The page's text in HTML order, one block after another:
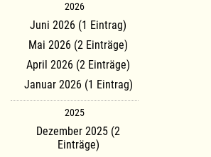
2026
Juni 2026 (1 Eintrag)
Mai 2026 (2 Einträge)
April 2026 (2 Einträge)
Januar 2026 (1 Eintrag)
2025
Dezember 2025 (2
Einträge)